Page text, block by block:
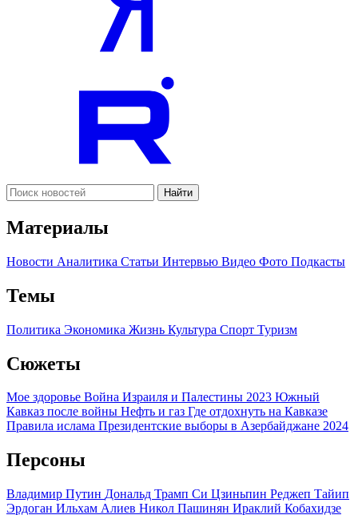
Найти
Материалы
Новости Аналитика Статьи Интервью Видео Фото Подкасты
Темы
Политика Экономика Жизнь Культура Спорт Туризм
Сюжеты
Мое здоровье Война Израиля и Палестины 2023 Южный
Кавказ после войны Нефть и газ Где отдохнуть на Кавказе
Правила ислама Президентские выборы в Азербайджане 2024
Персоны
Владимир Путин Дональд Трамп Си Цзиньпин Реджеп Тайип
Эрдоган Ильхам Алиев Никол Пашинян Ираклий Кобахидзе